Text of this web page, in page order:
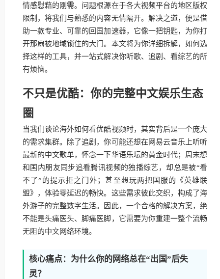
情感慰藉的刚需。问题根源在于各大视频平台的地区版权
限制，将我们与熟悉的内容无情隔开。解决之道，便是借
助一款专业、可靠的回国加速器，它像一把钥匙，为你打
开那扇被地域锁住的大门。本文将为你详细拆解，如何选
择这样的工具，并一站式解决你听歌、追剧、看综艺的所
有烦恼。
不只是优酷：你的完整中文娱乐生态
圈
当我们谈论海外如何看优酷视频时，其实背后是一个庞大
的需求集群。除了追剧，你可能还想在网易云音乐上听听
最新的中文歌单，怀念一下华语乐坛的黄金时代；周末想
和国内朋友同步追看腾讯视频的独播综艺，却总是被“看
不了”的提示拒之门外；甚至想玩两把国服的《英雄联
盟》，体验零延迟的畅快。这些需求彼此交织，构成了海
外游子的完整数字生活。因此，一个合格的解决方案，绝
不能是头痛医头、脚痛医脚，它需要为你重建一整个流畅
无阻的中文网络环境。
核心痛点：为什么你的网络总在“出国”后失
灵？